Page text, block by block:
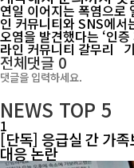
연일 이어지는 폭염으로
인 커뮤니티와 SNS에서
오염을 발견했다는 ‘인증 게
전체댓글 0
NEWS TOP 5
1
[단독] 응급실 간 가
대응 논란